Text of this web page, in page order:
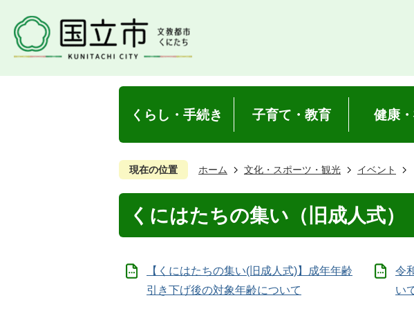
くらし・手続き 子育て・教育 健康
現在の位置 ホーム 文化・スポーツ・観光 イベント
くにはたちの集い（旧成人式）
【くにはたちの集い(旧成人式)】成年年齢
引き下げ後の対象年齢について
令
い